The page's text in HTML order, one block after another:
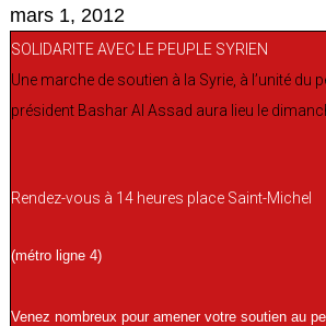
mars 1, 2012
SOLIDARITE AVEC LE PEUPLE SYRIEN
Une marche de soutien à la Syrie, à l’unité du
président Bashar Al Assad aura lieu le
Rendez-vous à 14 heures place Saint-Michel
(métro ligne 4)
Venez nombreux pour amener votre soutien au